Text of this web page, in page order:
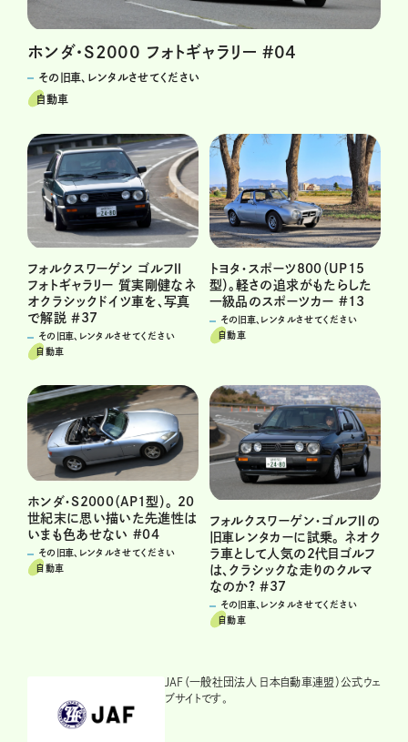
ホンダ・S2000 フォトギャラリー #04
その旧車、レンタルさせてください
自動車
フォルクスワーゲン ゴルフⅡ
フォトギャラリー 質実剛健なネ
オクラシックドイツ車を、写真
で解説 ＃37
その旧車、レンタルさせてください
自動車
トヨタ・スポーツ800（UP15
型）。軽さの追求がもたらした
一級品のスポーツカー #13
その旧車、レンタルさせてください
自動車
ホンダ・S2000（AP1型）。 20
世紀末に思い描いた先進性は
いまも色あせない #04
その旧車、レンタルさせてください
自動車
フォルクスワーゲン・ゴルフⅡの
旧車レンタカーに試乗。 ネオク
ラ車として人気の2代目ゴルフ
は、クラシックな走りのクルマ
なのか? ＃37
その旧車、レンタルさせてください
自動車
JAF（一般社団法人 日本自動車連盟）公式ウェ
ブサイトです。